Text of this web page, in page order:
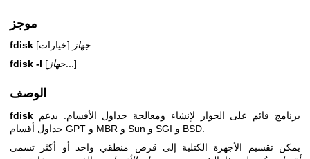
موجز
fdisk [خيارات]
جهاز
fdisk -l [ جهاز...]
الوصف
fdisk
جداول أقسام GPT و MBR و Sun و SGI و BSD.
يمكن تقسيم الأجهزة الكتلية إلى قرص منطقي واحد أو أكثر تسمى